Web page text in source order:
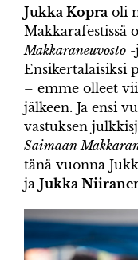
Jukka Kopra oli
Makkarafestissä
Makkaraneuvosto
Ensikertalaisiksi
– emme olleet
jälkeen. Ja ensi
vastuksen
Saimaan
tänä vuonna
ja Jukka